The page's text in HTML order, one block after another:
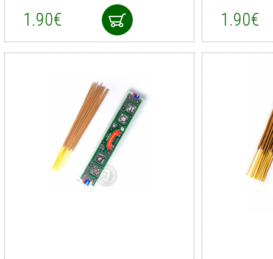
1.90€ 1.90€